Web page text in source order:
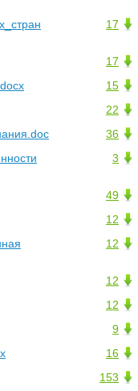
17
17
15
22
36
3
49
12
12
12
12
9
16
153